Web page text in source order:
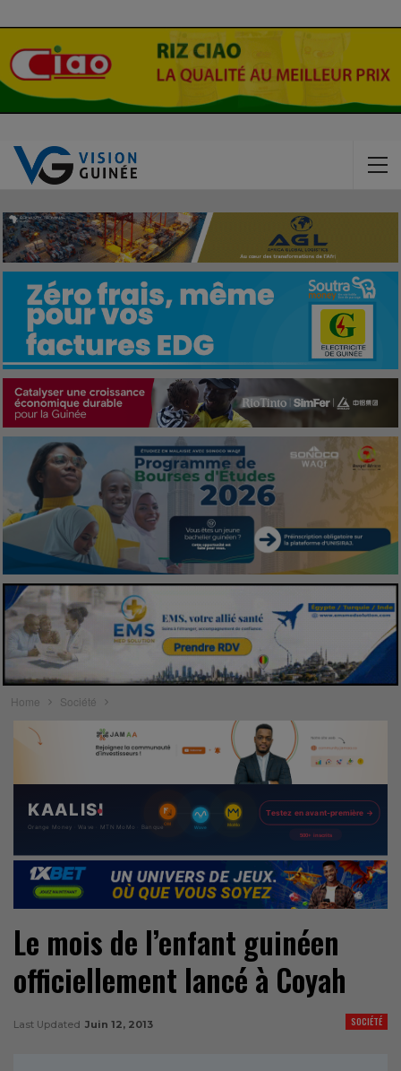
Home Société
Le mois de l’enfant guinéen
officiellement lancé à Coyah
SOCIÉTÉ
Last Updated Juin 12, 2013